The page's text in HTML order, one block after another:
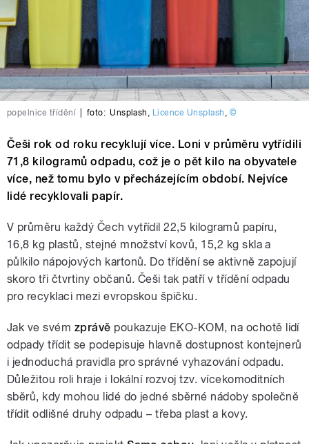
popelnice třídění foto: Unsplash , Licence Unsplash , ©
Češi rok od roku recyklují více. Loni v průměru vytřídili
71,8 kilogramů odpadu, což je o pět kilo na obyvatele
více, než tomu bylo v přecházejícím období. Nejvíce
lidé recyklovali papír.
V průměru každý Čech vytřídil 22,5 kilogramů papíru,
16,8 kg plastů, stejné množství kovů, 15,2 kg skla a
půlkilo nápojových kartonů. Do třídění se aktivně zapojují
skoro tři čtvrtiny občanů. Češi tak patří v třídění odpadu
pro recyklaci mezi evropskou špičku.
Jak ve svém zprávě poukazuje EKO-KOM, na ochotě lidí
odpady třídit se podepisuje hlavně dostupnost kontejnerů
i jednoduchá pravidla pro správné vyhazování odpadu.
Důležitou roli hraje i lokální rozvoj tzv. vícekomoditních
sběrů, kdy mohou lidé do jedné sběrné nádoby společně
třídit odlišné druhy odpadu – třeba plast a kovy.